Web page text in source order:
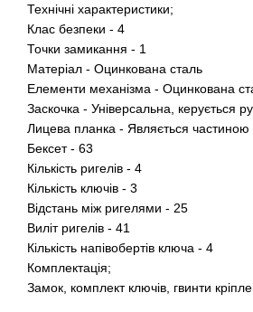
Технічні характеристики;
Клас безпеки - 4
Точки замикання - 1
Матеріал - Оцинкована сталь
Елементи механізма - Оцинкована
Заскочка - Універсальна, керується
Лицева планка - Являється частиною
Бексет - 63
Кількість ригелів - 4
Кількість ключів - 3
Відстань між ригелями - 25
Виліт ригелів - 41
Кількість напівобертів ключа - 4
Комплектація;
Замок, комплект ключів, гвинти